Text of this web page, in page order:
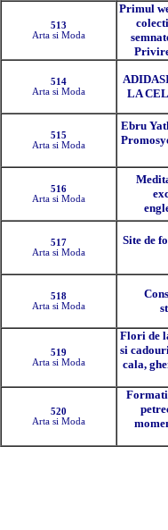
513
Arta si Moda
Primul
514
Arta si Moda
LA
515
Arta si Moda
Ebru
516
Arta si Moda
517
Arta si Moda
Site de
518
Arta si Moda
519
Arta si Moda
Flori de
si
cala,
520
Arta si Moda